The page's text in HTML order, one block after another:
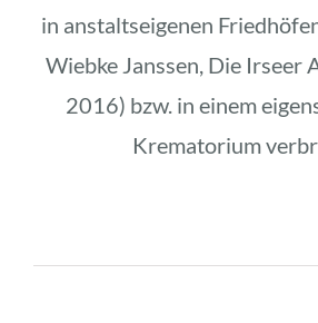
in anstaltseigenen
Wiebke Janssen, Die Irseer
2016) bzw. in einem
Krematorium